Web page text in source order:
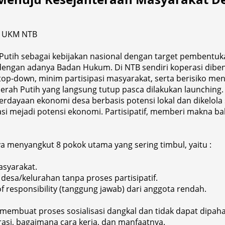
NTB
sebagai kebijakan nasional dengan target
adanya Badan Hukum. Di NTB sendiri koperasi
down, minim partisipasi masyarakat, serta berisiko
Putih yang langsung tutup pasca dilakukan launching.
ekonomi desa berbasis potensi lokal dan
mejadi potensi ekonomi. Partisipatif, memberi makna
menyangkut 8 pokok utama yang sering timbul, yaitu :
kelurahan tanpa proses partisipatif.
responsibility (tanggung jawab) dari anggota rendah.
proses sosialisasi dangkal dan tidak dapat
bagaimana cara kerja, dan manfaatnya.